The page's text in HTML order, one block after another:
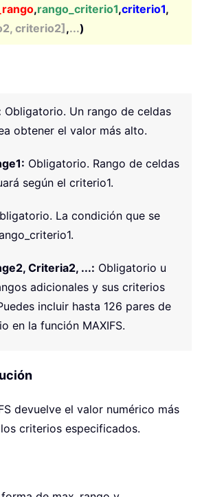
,rango_criterio1,criterio1,
criterio2] ,...)
Obligatorio. Un rango de celdas
obtener el valor más alto.
: Obligatorio. Rango de celdas
según el criterio1.
La condición que se
Criteria2, ...: Obligatorio u
adicionales y sus criterios
incluir hasta 126 pares de
en la función MAXIFS.
devuelve el valor numérico más
criterios especificados.